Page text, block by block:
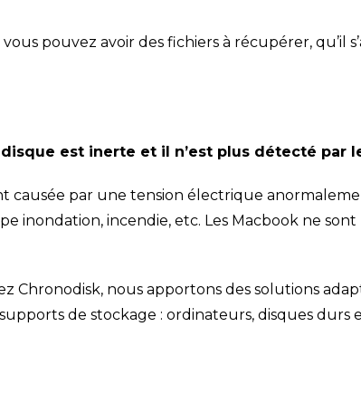
pouvez avoir des fichiers à récupérer, qu’il
est inerte et il n’est plus détecté par
par une tension électrique
inondation, incendie, etc. Les Macbook ne
Chronodisk, nous apportons des solutions
de stockage : ordinateurs, disques durs